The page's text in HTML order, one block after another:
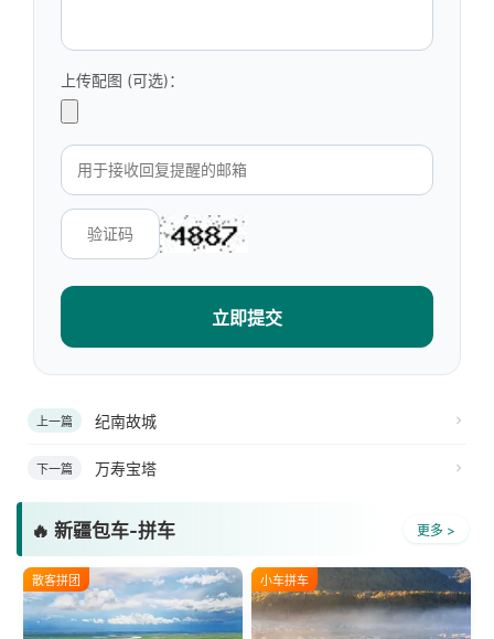
上传配图 (可选)：
立即提交
上一篇 纪南故城
下一篇 万寿宝塔
🔥 新疆包车-拼车 更多 >
散客拼团 小车拼车